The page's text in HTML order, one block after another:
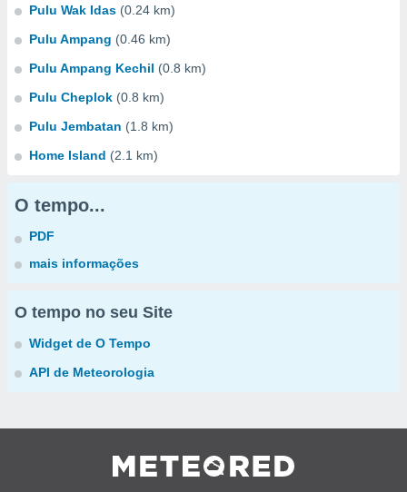
Pulu Wak Idas (0.24 km)
Pulu Ampang (0.46 km)
Pulu Ampang Kechil (0.8 km)
Pulu Cheplok (0.8 km)
Pulu Jembatan (1.8 km)
Home Island (2.1 km)
O tempo...
PDF
mais informações
O tempo no seu Site
Widget de O Tempo
API de Meteorologia